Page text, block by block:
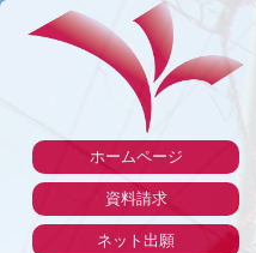
ホームページ
資料請求
ネット出願